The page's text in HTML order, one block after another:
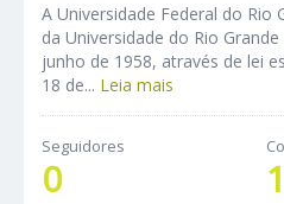
A Universidade Federal do Rio
da Universidade do Rio
junho de 1958, através de lei
18 de... Leia mais
Seguidores
0 1